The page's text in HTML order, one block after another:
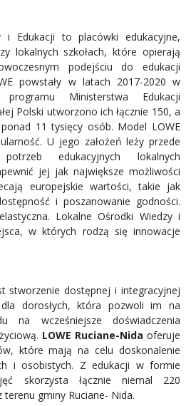
i Edukacji to placówki edukacyjne,
lokalnych szkołach, które opierają
podejściu do edukacji
powstały w latach 2017-2020 w
Ministerstwa Edukacji
Polski utworzono ich łącznie 150, a
11 tysięcy osób. Model LOWE
U jego założeń leży przede
edukacyjnych lokalnych
jej jak największe możliwości
europejskie wartości, takie jak
i poszanowanie godności.
Lokalne Ośrodki Wiedzy i
w których rodzą się innowacje
stworzenie dostępnej i integracyjnej
dorosłych, która pozwoli im na
wcześniejsze doświadczenia
LOWE Ruciane-Nida oferuje
które mają na celu doskonalenie
i osobistych. Z edukacji w formie
skorzysta łącznie niemal 220
gminy Ruciane- Nida.